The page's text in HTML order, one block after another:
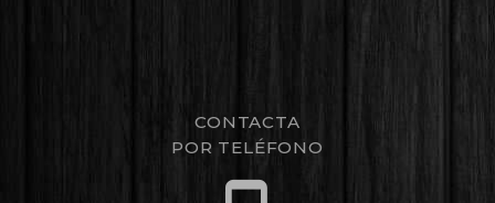
CONTACTA
POR TELÉFONO